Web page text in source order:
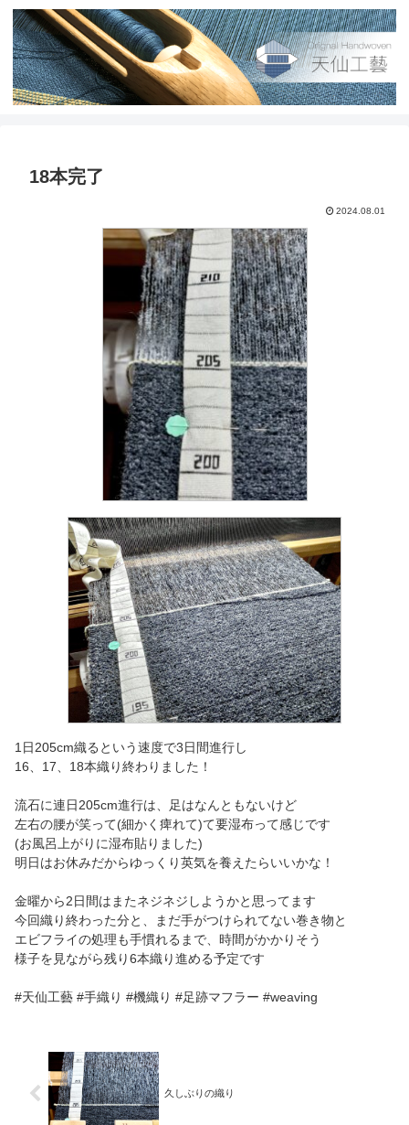
18本完了
2024.08.01
1日205cm織るという速度で3日間進行し
16、17、18本織り終わりました！
流石に連日205cm進行は、足はなんともないけど
左右の腰が笑って(細かく痺れて)て要湿布って感じです
(お風呂上がりに湿布貼りました)
明日はお休みだからゆっくり英気を養えたらいいかな！
金曜から2日間はまたネジネジしようかと思ってます
今回織り終わった分と、まだ手がつけられてない巻き物と
エビフライの処理も手慣れるまで、時間がかかりそう
様子を見ながら残り6本織り進める予定です
#天仙工藝 #手織り #機織り #足跡マフラー #weaving
久しぶりの織り